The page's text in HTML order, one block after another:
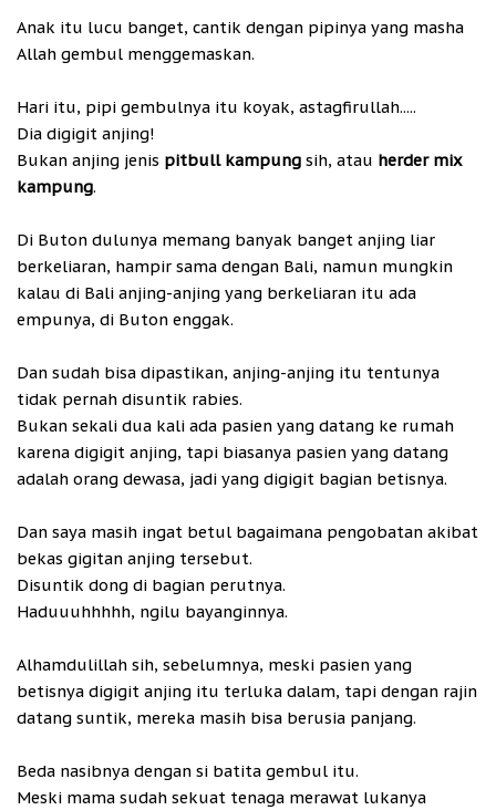
Anak itu lucu banget, cantik dengan pipinya yang masha
Allah gembul menggemaskan.
Hari itu, pipi gembulnya itu koyak, astagfirullah.....
Dia digigit anjing!
Bukan anjing jenis pitbull kampung sih, atau herder mix
kampung.
Di Buton dulunya memang banyak banget anjing liar
berkeliaran, hampir sama dengan Bali, namun mungkin
kalau di Bali anjing-anjing yang berkeliaran itu ada
empunya, di Buton enggak.
Dan sudah bisa dipastikan, anjing-anjing itu tentunya
tidak pernah disuntik rabies.
Bukan sekali dua kali ada pasien yang datang ke rumah
karena digigit anjing, tapi biasanya pasien yang datang
adalah orang dewasa, jadi yang digigit bagian betisnya.
Dan saya masih ingat betul bagaimana pengobatan akibat
bekas gigitan anjing tersebut.
Disuntik dong di bagian perutnya.
Haduuuhhhhh, ngilu bayanginnya.
Alhamdulillah sih, sebelumnya, meski pasien yang
betisnya digigit anjing itu terluka dalam, tapi dengan rajin
datang suntik, mereka masih bisa berusia panjang.
Beda nasibnya dengan si batita gembul itu.
Meski mama sudah sekuat tenaga merawat lukanya